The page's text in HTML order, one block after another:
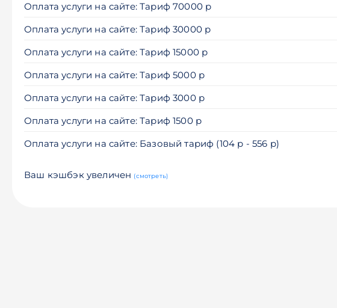
Оплата услуги на сайте: Тариф 70000 р
Оплата услуги на сайте: Тариф 30000 р
Оплата услуги на сайте: Тариф 15000 р
Оплата услуги на сайте: Тариф 5000 р
Оплата услуги на сайте: Тариф 3000 р
Оплата услуги на сайте: Тариф 1500 р
Оплата услуги на сайте: Базовый тариф (104 р - 556 р)
Ваш кэшбэк увеличен (смотреть)